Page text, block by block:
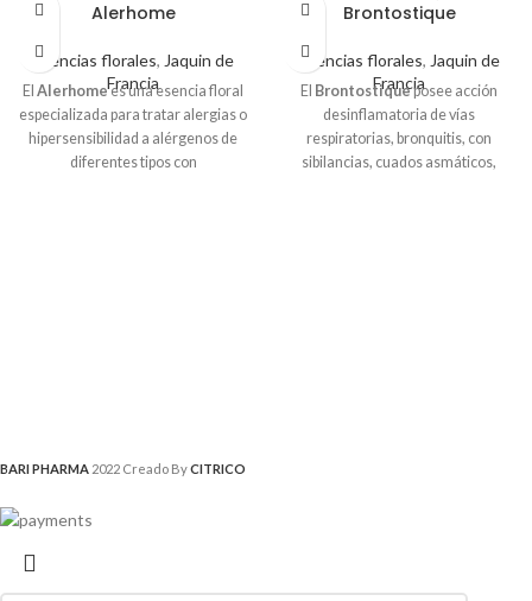
Alerhome
Esencias florales, Jaquin de
Francia
El Alerhomees una esencia floral
especializada para tratar alergias o
hipersensibilidad a alérgenos de
diferentes tipos con
Brontostique
Esencias florales, Jaquin de
Francia
El Brontostiqueposee acción
desinflamatoria de vías
respiratorias, bronquitis, con
sibilancias, cuados asmáticos,
BARI PHARMA 2022 Creado ByCITRICO